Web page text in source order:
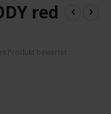
red
Produkt bewertet